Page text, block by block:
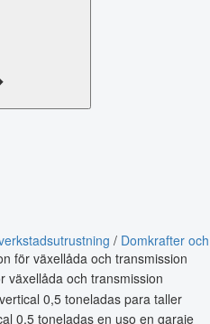
/ Domkrafter och
för växellåda och transmission